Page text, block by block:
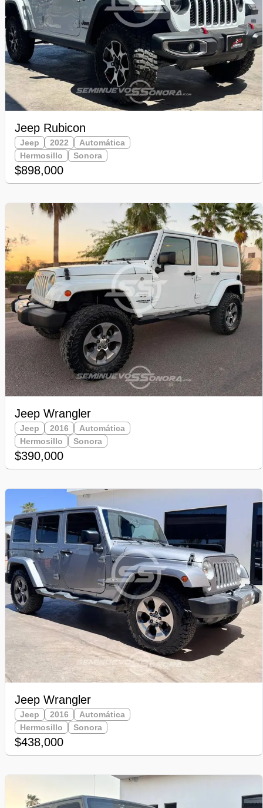
Jeep Rubicon
Jeep 2022
Automática
Hermosillo
Sonora
$898,000
Jeep Wrangler
Jeep 2016
Automática
Hermosillo
Sonora
$390,000
Jeep Wrangler
Jeep 2016
Automática
Hermosillo
Sonora
$438,000